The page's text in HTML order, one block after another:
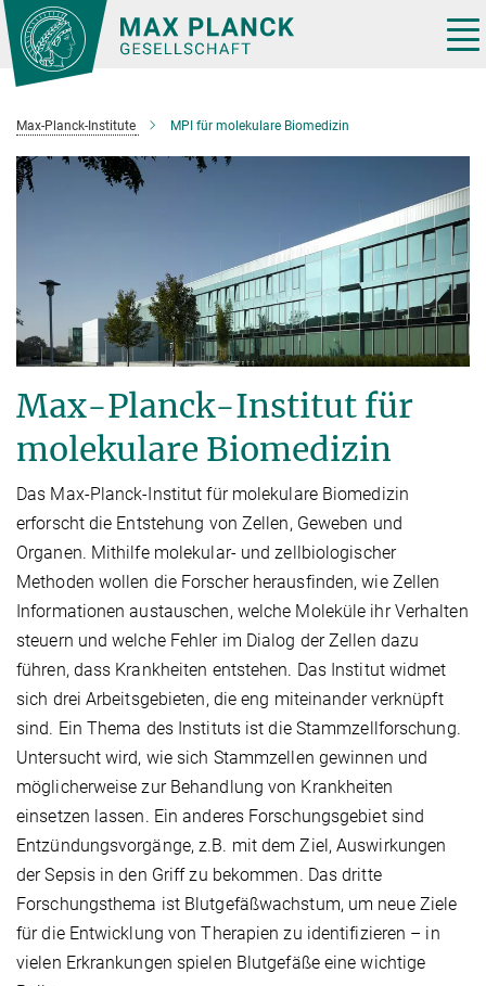
Hauptinhalt
Max-Planck-Institute MPI für molekulare Biomedizin
Max-Planck-Institut für
molekulare Biomedizin
Das Max-Planck-Institut für molekulare Biomedizin
erforscht die Entstehung von Zellen, Geweben und
Organen. Mithilfe molekular- und zellbiologischer
Methoden wollen die Forscher herausfinden, wie Zellen
Informationen austauschen, welche Moleküle ihr Verhalten
steuern und welche Fehler im Dialog der Zellen dazu
führen, dass Krankheiten entstehen. Das Institut widmet
sich drei Arbeitsgebieten, die eng miteinander verknüpft
sind. Ein Thema des Instituts ist die Stammzellforschung.
Untersucht wird, wie sich Stammzellen gewinnen und
möglicherweise zur Behandlung von Krankheiten
einsetzen lassen. Ein anderes Forschungsgebiet sind
Entzündungsvorgänge, z.B. mit dem Ziel, Auswirkungen
der Sepsis in den Griff zu bekommen. Das dritte
Forschungsthema ist Blutgefäßwachstum, um neue Ziele
für die Entwicklung von Therapien zu identifizieren – in
vielen Erkrankungen spielen Blutgefäße eine wichtige